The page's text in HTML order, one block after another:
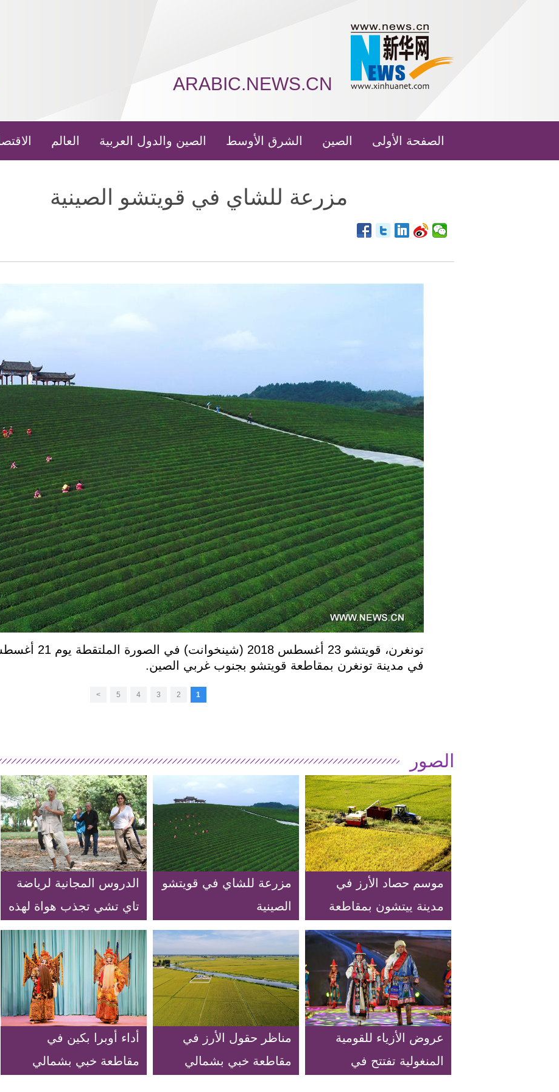
ARABIC.NEWS.CN
الصفحة الأولى الصين الشرق الأوسط الصين والدول العربية العالم
مزرعة للشاي في قويتشو الصينية
تونغرن، قويتشو 23 أغسطس 2018 (شينخوانت) في الصورة الملتقطة يوم 21 أغسطس 2018،
في مدينة تونغرن بمقاطعة قويتشو بجنوب غربي الصين.
1
2
3
4
5
>
الصور
موسم حصاد الأرز في
مدينة ييتشون بمقاطعة
جيانغشى
مزرعة للشاي في قويتشو
الصينية
الدروس المجانية لرياضة
تاي تشي تجذب هواة لهذه
الرياضة في بروكسل
عروض الأزياء للقومية
المنغولية تفتتح في
مناظر حقول الأرز في
مقاطعة خبي بشمالي
أداء أوبرا بكين في
مقاطعة خبي بشمالي